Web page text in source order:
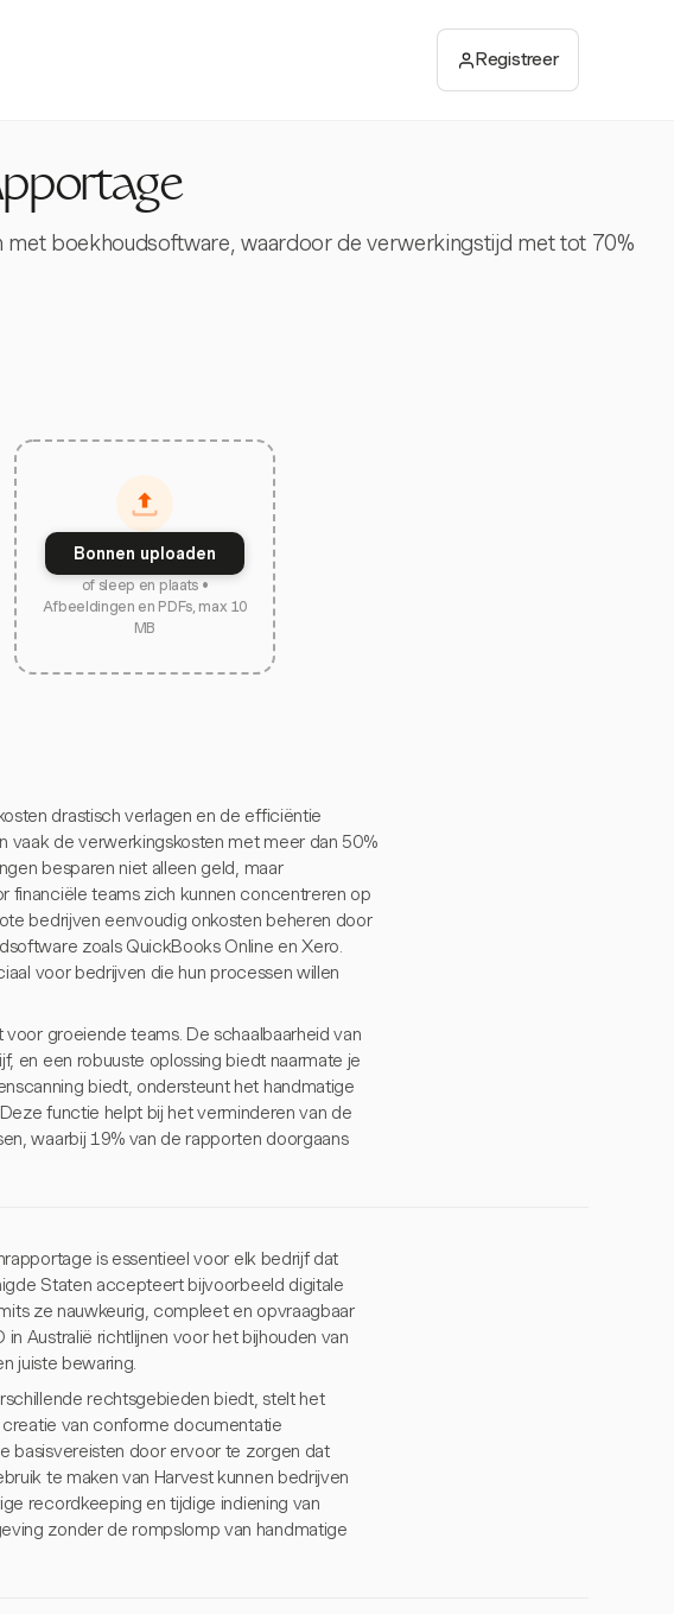
Registreer
boekhoudsoftware, waardoor de verwerkingstijd met tot 70%
Bonnen uploaden
of sleep en plaats •
Afbeeldingen en PDFs, max 10
MB
drastisch verlagen en de efficiëntie
vaak de verwerkingskosten met meer dan 50%
besparen niet alleen geld, maar
financiële teams zich kunnen concentreren op
bedrijven eenvoudig onkosten beheren door
zoals QuickBooks Online en Xero.
voor bedrijven die hun processen willen
groeiende teams. De schaalbaarheid van
en een robuuste oplossing biedt naarmate je
biedt, ondersteunt het handmatige
functie helpt bij het verminderen van de
waarbij 19% van de rapporten doorgaans
is essentieel voor elk bedrijf dat
Staten accepteert bijvoorbeeld digitale
ze nauwkeurig, compleet en opvraagbaar
Australië richtlijnen voor het bijhouden van
juiste bewaring.
rechtsgebieden biedt, stelt het
van conforme documentatie
basisvereisten door ervoor te zorgen dat
te maken van Harvest kunnen bedrijven
recordkeeping en tijdige indiening van
zonder de rompslomp van handmatige